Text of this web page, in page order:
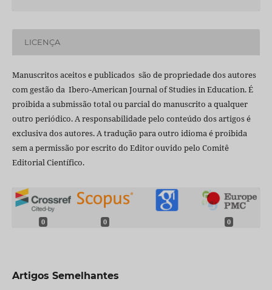
LICENÇA
Manuscritos aceitos e publicados são de propriedade dos autores
com gestão da Ibero-American Journal of Studies in Education. É
proibida a submissão total ou parcial do manuscrito a qualquer
outro periódico. A responsabilidade pelo conteúdo dos artigos é
exclusiva dos autores. A tradução para outro idioma é proibida
sem a permissão por escrito do Editor ouvido pelo Comitê
Editorial Científico.
0 0 0
Artigos Semelhantes